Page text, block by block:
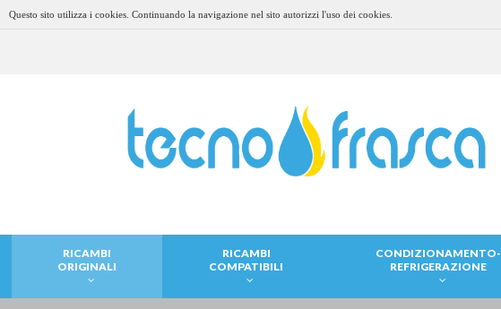
Questo sito utilizza i cookies. Continuando la navigazione nel sito autorizzi l'uso dei cookies.
RICAMBI
ORIGINALI
RICAMBI
COMPATIBILI
CONDIZIONAMENTO-
REFRIGERAZIONE